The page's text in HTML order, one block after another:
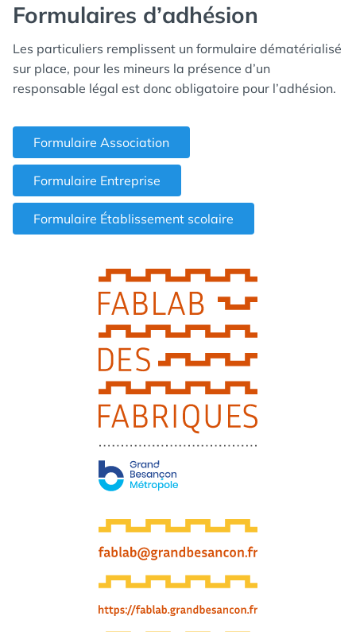
Formulaires d’adhésion
Les particuliers remplissent un formulaire dématérialisé
sur place, pour les mineurs la présence d’un
responsable légal est donc obligatoire pour l’adhésion.
Formulaire Association
Formulaire Entreprise
Formulaire Établissement scolaire